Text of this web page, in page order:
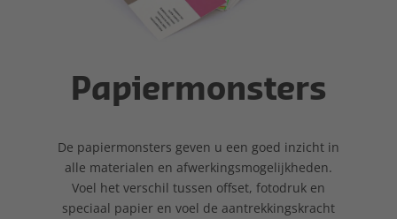
Papiermonsters
De papiermonsters geven u een goed inzicht in
alle materialen en afwerkingsmogelijkheden.
Voel het verschil tussen offset, fotodruk en
speciaal papier en voel de aantrekkingskracht